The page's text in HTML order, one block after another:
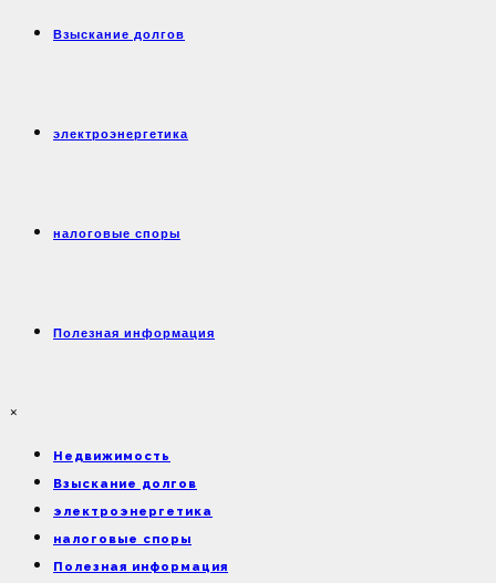
Взыскание долгов
электроэнергетика
налоговые споры
Полезная информация
×
Недвижимость
Взыскание долгов
электроэнергетика
налоговые споры
Полезная информация